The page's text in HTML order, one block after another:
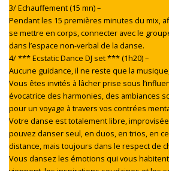
3/ Echauffement (15 mn) –
Pendant les 15 premières minutes du mix,
se mettre en corps, connecter avec le
dans l’espace non-verbal de la danse.
4/ *** Ecstatic Dance DJ set *** (1h20) –
Aucune guidance, il ne reste que la
Vous êtes invités à lâcher prise sous
évocatrice des harmonies, des ambiances
pour un voyage à travers vos contrées
Votre danse est totalement libre,
pouvez danser seul, en duos, en trios, en
distance, mais toujours dans le respect de
Vous dansez les émotions qui vous